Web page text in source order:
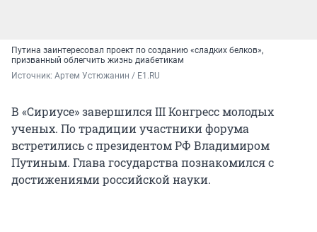
Путина заинтересовал проект по созданию «сладких белков»,
призванный облегчить жизнь диабетикам
Источник: Артем Устюжанин / E1.RU
В «Сириусе» завершился III Конгресс молодых
ученых. По традиции участники форума
встретились с президентом РФ Владимиром
Путиным. Глава государства познакомился с
достижениями российской науки.